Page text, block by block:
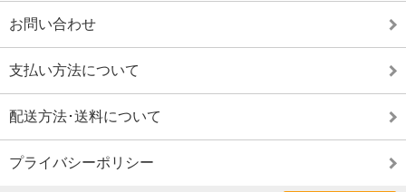
お問い合わせ
支払い方法について
配送方法･送料について
プライバシーポリシー